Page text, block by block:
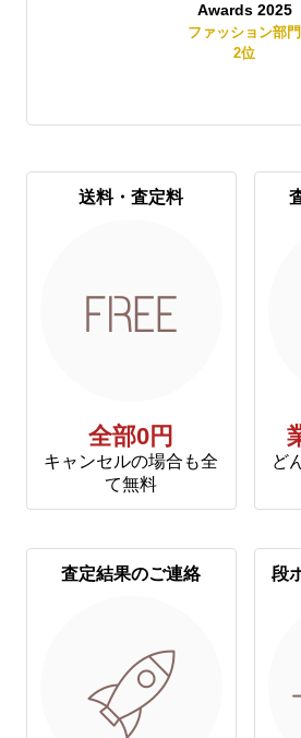
Awards 2025
ファッション部門
2位
送料・査定料
全部0円
キャンセルの場合も全
て無料
ど
査定結果のご連絡 段